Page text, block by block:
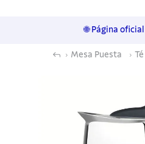
🌐 Página oficial
Mesa Puesta